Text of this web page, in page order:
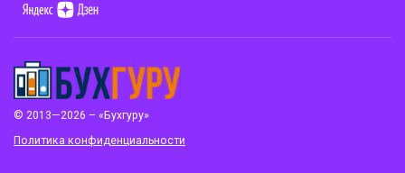
© 2013—2026 – «Бухгуру»
Политика конфиденциальности